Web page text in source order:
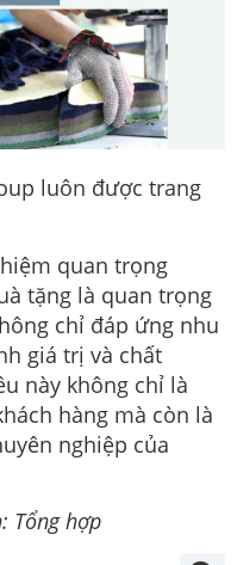
luôn được trang
quan trọng
tặng là quan trọng
chỉ đáp ứng nhu
giá trị và chất
này không chỉ là
hàng mà còn là
nghiệp của
Tổng hợp